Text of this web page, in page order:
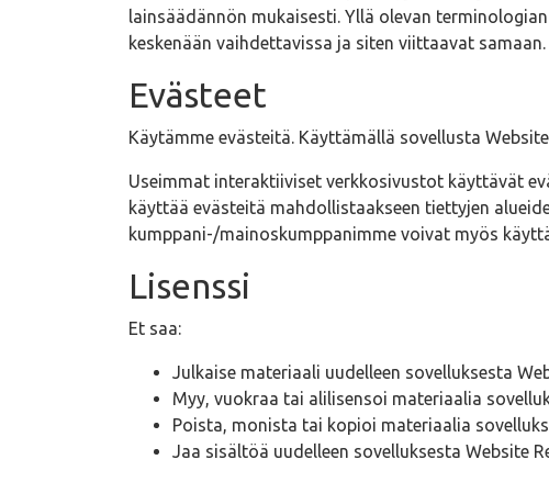
lainsäädännön mukaisesti. Yllä olevan
keskenään vaihdettavissa ja siten viittaavat samaan.
Evästeet
Käytämme evästeitä. Käyttämällä sovellusta
Useimmat interaktiiviset verkkosivustot käyttävät
käyttää evästeitä mahdollistaakseen tiettyjen
kumppani-/mainoskumppanimme voivat myös
Lisenssi
Et saa:
Julkaise materiaali uudelleen sovelluksesta
Myy, vuokraa tai alilisensoi materiaalia
Poista, monista tai kopioi materiaalia
Jaa sisältöä uudelleen sovelluksesta Website